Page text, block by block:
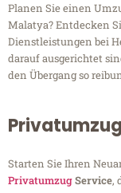
Planen Sie einen
Malatya? Entdecken
Dienstleistungen bei
darauf ausgerichtet
den Übergang so
Privatumzug
Starten Sie Ihren
PrivatumzugService,